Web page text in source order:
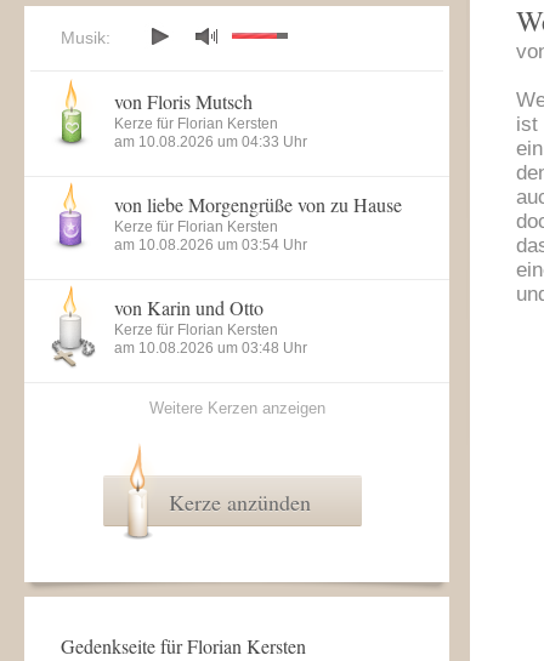
ist
Musik:
von Floris Mutsch
Kerze für Florian Kersten
am 10.08.2026 um 04:33 Uhr
von liebe Morgengrüße von zu Hause
Kerze für Florian Kersten
am 10.08.2026 um 03:54 Uhr
von Karin und Otto
Kerze für Florian Kersten
am 10.08.2026 um 03:48 Uhr
Weitere Kerzen anzeigen
Kerze anzünden
Gedenkseite für Florian Kersten